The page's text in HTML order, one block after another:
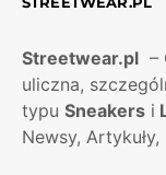
Streetwear.pl –
uliczna,
typu Sneakers i
Newsy,